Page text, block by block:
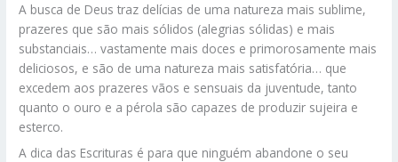
A busca de Deus traz delícias de uma natureza mais sublime,
prazeres que são mais sólidos (alegrias sólidas) e mais
substanciais… vastamente mais doces e primorosamente mais
deliciosos, e são de uma natureza mais satisfatória… que
excedem aos prazeres vãos e sensuais da juventude, tanto
quanto o ouro e a pérola são capazes de produzir sujeira e
esterco.
A dica das Escrituras é para que ninguém abandone o seu